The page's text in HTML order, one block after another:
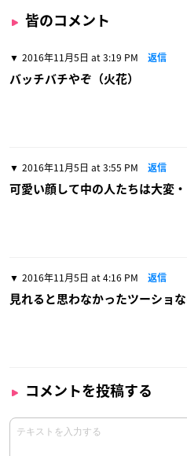
皆のコメント
2016年11月5日 at 3:19 PM 返信
バッチバチやぞ（火花）
2016年11月5日 at 3:55 PM 返信
可愛い顔して中の人たちは大変・
2016年11月5日 at 4:16 PM 返信
見れると思わなかったツーショ
コメントを投稿する